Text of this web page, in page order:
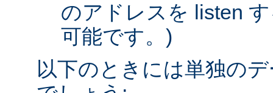
のアドレスを listen
可能です。)
以下のときには単独の